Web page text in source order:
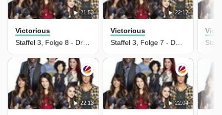
21:53
Victorious
Staffel 3, Folge 8 - Driving Miss Tori
22:12
Victorious
Staffel 3, Folge 7 - Der Gorilla Club
22:13 22:04